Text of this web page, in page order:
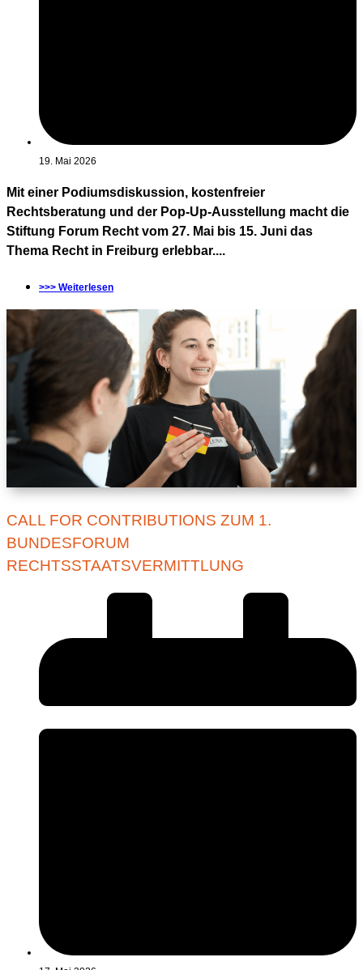
19. Mai 2026
Mit einer Podiumsdiskussion, kostenfreier
Rechtsberatung und der Pop-Up-Ausstellung macht die
Stiftung Forum Recht vom 27. Mai bis 15. Juni das
Thema Recht in Freiburg erlebbar....
>>> Weiterlesen
CALL FOR CONTRIBUTIONS ZUM 1.
BUNDESFORUM
RECHTSSTAATSVERMITTLUNG